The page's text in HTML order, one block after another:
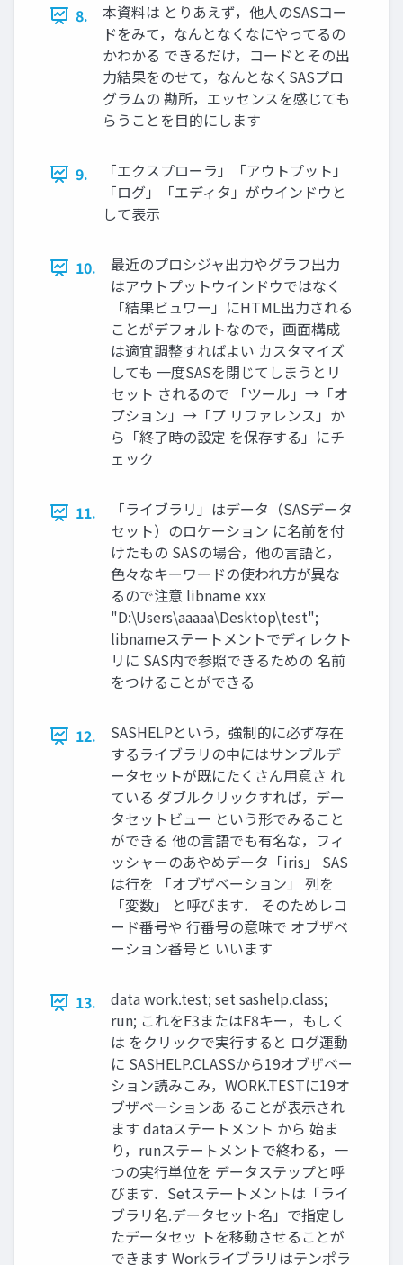
8.
本資料は とりあえず，他人のSASコー
ドをみて，なんとなくなにやってるの
かわかる できるだけ，コードとその出
力結果をのせて，なんとなくSASプロ
グラムの 勘所，エッセンスを感じても
らうことを目的にします
9.
「エクスプローラ」「アウトプット」
「ログ」「エディタ」がウインドウと
して表示
10.
最近のプロシジャ出力やグラフ出力
はアウトプットウインドウではなく
「結果ビュワー」にHTML出力される
ことがデフォルトなので，画面構成
は適宜調整すればよい カスタマイズ
しても 一度SASを閉じてしまうとリ
セット されるので 「ツール」→「オ
プション」→「プ リファレンス」か
ら「終了時の設定 を保存する」にチ
ェック
11.
「ライブラリ」はデータ（SASデータ
セット）のロケーション に名前を付
けたもの SASの場合，他の言語と，
色々なキーワードの使われ方が異な
るので注意 libname xxx
"D:\Users\aaaaa\Desktop\test";
libnameステートメントでディレクト
リに SAS内で参照できるための 名前
をつけることができる
12.
SASHELPという，強制的に必ず存在
するライブラリの中にはサンプルデ
ータセットが既にたくさん用意さ れ
ている ダブルクリックすれば，デー
タセットビュー という形でみること
ができる 他の言語でも有名な，フィ
ッシャーのあやめデータ「iris」 SAS
は行を 「オブザベーション」 列を
「変数」 と呼びます． そのためレコ
ード番号や 行番号の意味で オブザベ
ーション番号と いいます
13.
data work.test; set sashelp.class;
run; これをF3またはF8キー，もしく
は をクリックで実行すると ログ運動
に SASHELP.CLASSから19オブザベー
ション読みこみ，WORK.TESTに19オ
ブザベーションあ ることが表示され
ます dataステートメント から 始ま
り，runステートメントで終わる，一
つの実行単位を データステップと呼
びます．Setステートメントは「ライ
ブラリ名.データセット名」で指定し
たデータセッ トを移動させることが
できます Workライブラリはテンポラ